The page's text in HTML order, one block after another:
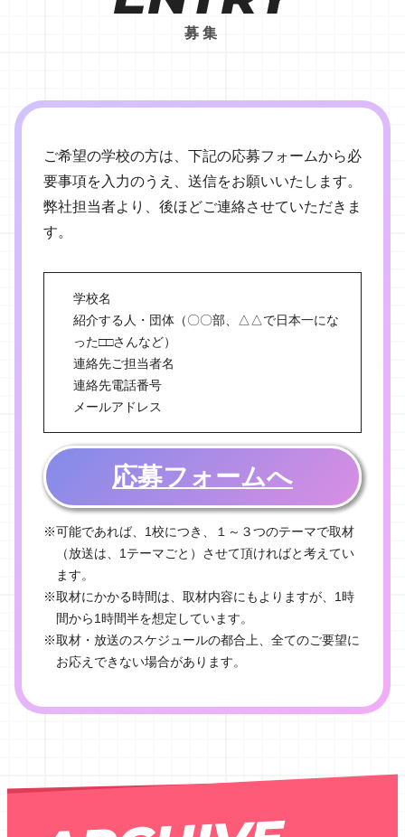
募集
ご希望の学校の方は、 下記の応募フォームから必
要事項を入力のうえ、 送信をお願いいたします。
弊社担当者より、 後ほどご連絡させていただきま
す。
学校名
紹介する人・団体（〇〇部、△△で日本一にな
った□□さんなど）
連絡先ご担当者名
連絡先電話番号
メールアドレス
応募フォームへ
可能であれば、1校につき、１～３つのテーマで取材
（放送は、1テーマごと）させて頂ければと考えてい
ます。
取材にかかる時間は、取材内容にもよりますが、1時
間から1時間半を想定しています。
取材・放送のスケジュールの都合上、全てのご要望に
お応えできない場合があります。